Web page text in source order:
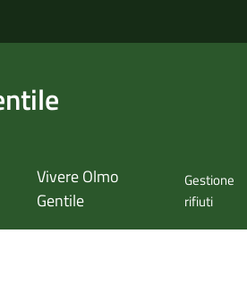
Vivere Olmo
Gentile
Gestione
rifiuti